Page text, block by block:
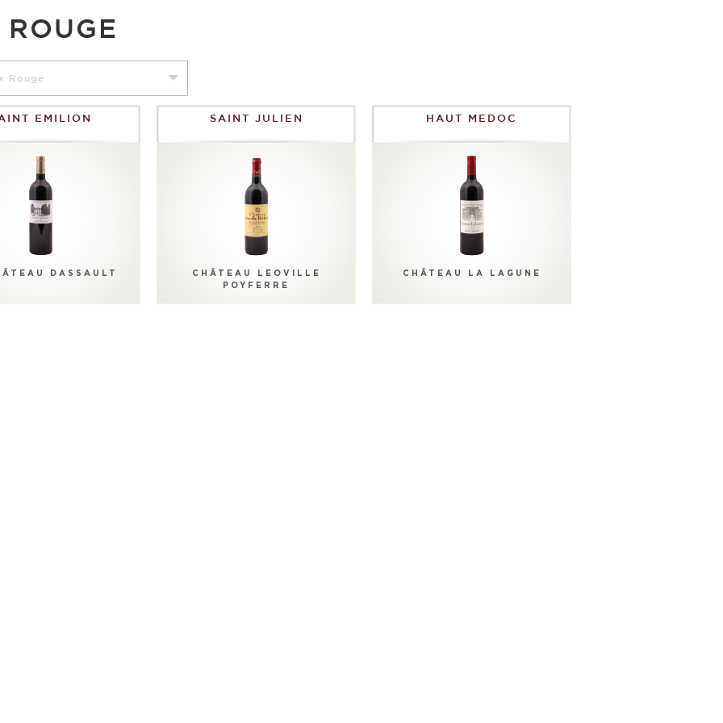
Rouge
EMILION
DASSAULT
SAINT JULIEN
CHÂTEAU LEOVILLE
POYFERRE
HAUT MEDOC
CHÂTEAU LA LAGUNE